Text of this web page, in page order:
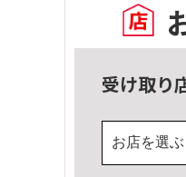
受け取り
お店を選ぶ